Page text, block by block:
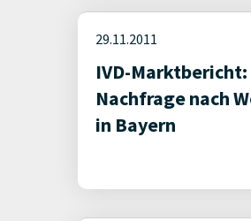
29.11.2011
IVD-
Nachfrage nach
in Bayern